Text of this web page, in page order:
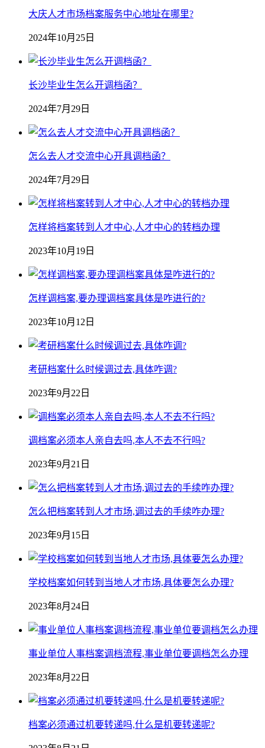
大庆人才市场档案服务中心地址在哪里?
2024年10月25日
长沙毕业生怎么开调档函？
2024年7月29日
怎么去人才交流中心开具调档函？
2024年7月29日
怎样将档案转到人才中心,人才中心的转档办理
2023年10月19日
怎样调档案,要办理调档案具体是咋进行的?
2023年10月12日
考研档案什么时候调过去,具体咋调?
2023年9月22日
调档案必须本人亲自去吗,本人不去不行吗?
2023年9月21日
怎么把档案转到人才市场,调过去的手续咋办理?
2023年9月15日
学校档案如何转到当地人才市场,具体要怎么办理?
2023年8月24日
事业单位人事档案调档流程,事业单位要调档怎么办理
2023年8月22日
档案必须通过机要转递吗,什么是机要转递呢?